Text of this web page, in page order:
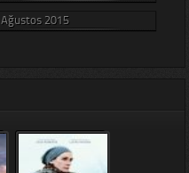
Ağustos 2015